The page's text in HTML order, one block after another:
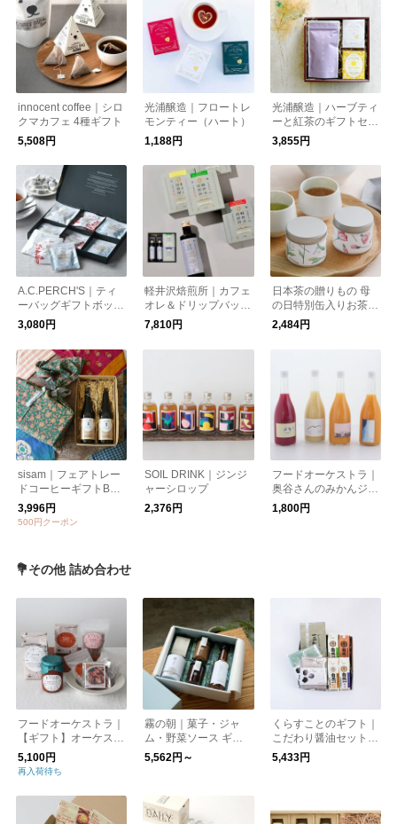
innocent coffee｜シロ
クマカフェ 4種ギフト
5,508円
光浦醸造｜フロートレ
モンティー（ハート）
1,188円
光浦醸造｜ハーブティ
ーと紅茶のギフトセッ
ト ＜BOX入り＞
3,855円
A.C.PERCH'S｜ティ
ーバッグギフトボック
ス
3,080円
軽井沢焙煎所｜カフェ
オレ＆ドリップバッグ
ギフト
7,810円
日本茶の贈りもの 母
の日特別缶入りお茶セ
ット ギフト
2,484円
sisam｜フェアトレー
ドコーヒーギフトB
（カフェオレベース×
2本）【お中元】【ギ
3,996円
500円クーポン
SOIL DRINK｜ジンジ
ャーシロップ
2,376円
フードオーケストラ｜
奥谷さんのみかんジュ
ース
1,800円
💐その他 詰め合わせ
フードオーケストラ｜
【ギフト】オーケスト
ラぜんぶセット
5,100円
再入荷待ち
霧の朝｜菓子・ジャ
ム・野菜ソース ギフ
トセット | お中元
5,562円～
くらすことのギフト｜
こだわり醤油セット
［ギフト/贈り物］
【ラッピング料金込
5,433円